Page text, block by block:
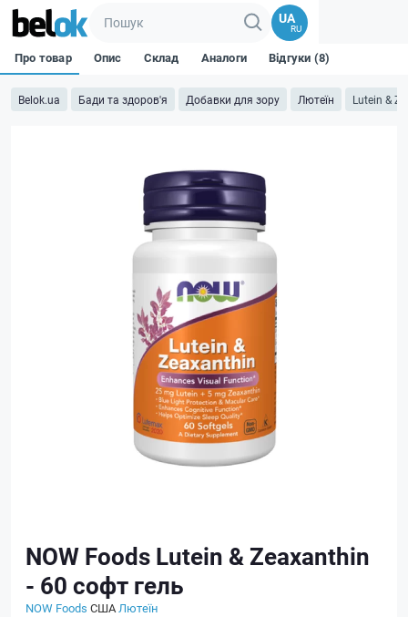
UA
RU
Belok.ua Бади та здоров'я Добавки для зору Лютеїн Lutein &
Про товар Опис Склад Аналоги Відгуки (8)
NOW Foods Lutein & Zeaxanthin
- 60 софт гель
NOW Foods СШАЛютеїн